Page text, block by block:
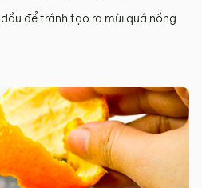
để tránh tạo ra mùi quá nồng